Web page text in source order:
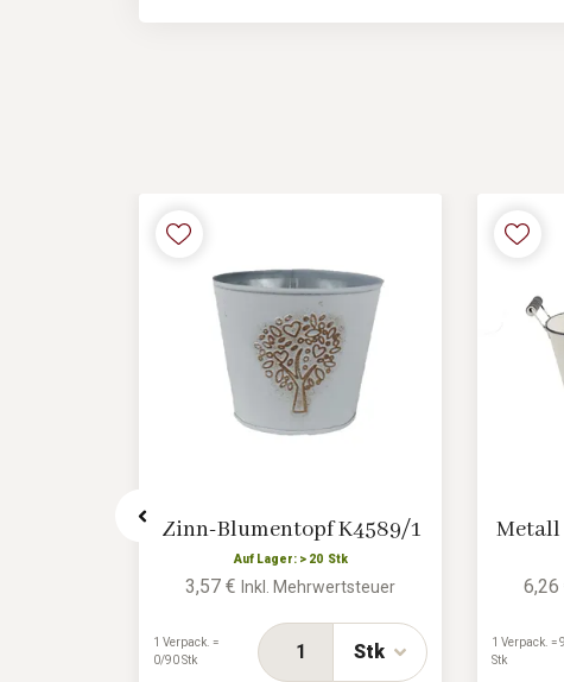
Zinn-Blumentopf K4589/1
Auf Lager: > 20 Stk
3,57 € Inkl. Mehrwertsteuer
Stk
1 Verpack. =
0/90 Stk
Metall
6,26
1 Verpack. =
Stk